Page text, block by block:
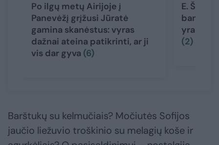
Po ilgų metų Airijoje į
Panevėžį grįžusi Jūratė
gamina skanėstus: vyras
dažnai ateina patikrinti, ar ji
vis dar gyva (6)
E.
yra
(2)
Barštukų su kelmučiais? Močiutės Sofijos
jaučio liežuvio troškinio su melagių koše ir